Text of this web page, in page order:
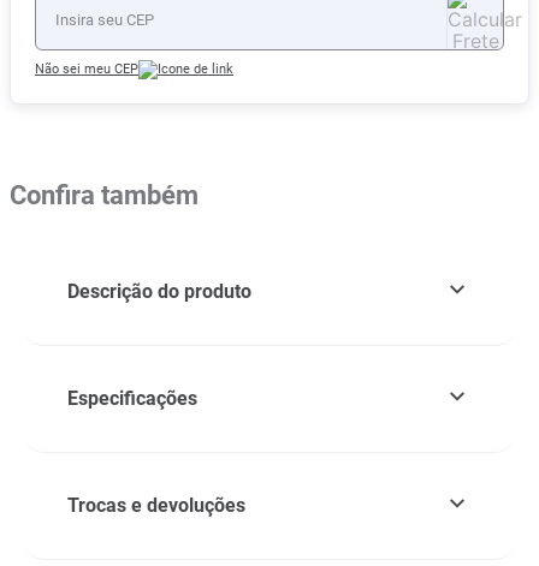
Não sei meu CEP
Confira também
Descrição do produto
Especificações
Trocas e devoluções